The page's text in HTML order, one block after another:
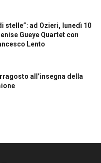
stelle”: ad Ozieri, lunedì 10
Gueye Quartet con
Lento
all’insegna della